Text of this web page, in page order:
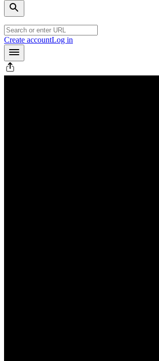
Create accountLog in